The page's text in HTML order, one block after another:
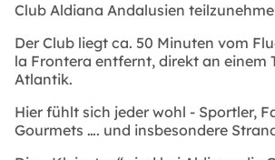
Club Aldiana Andalusien
Der Club liegt ca. 50 Minuten vom
la Frontera entfernt, direkt an einem
Atlantik.
Hier fühlt sich jeder wohl - Sportler,
Gourmets …. und insbesondere